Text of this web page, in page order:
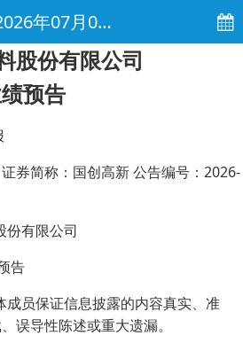
年07月09日 电子报
股份有限公司
预告
券简称：国创高新 公告编号：2026-
份有限公司
告
成员保证信息披露的内容真实、准
误导性陈述或重大遗漏。